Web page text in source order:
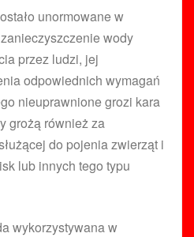
unormowane w
wody
przez ludzi, jej
odpowiednich wymagań
nieuprawnione grozi kara
grożą również za
do pojenia zwierząt i
lub innych tego typu
wykorzystywana w